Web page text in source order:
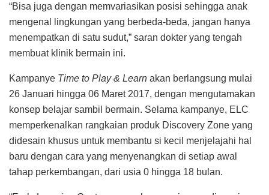
“Bisa juga dengan memvariasikan posisi sehingga anak
mengenal lingkungan yang berbeda-beda, jangan hanya
menempatkan di satu sudut,” saran dokter yang tengah
membuat klinik bermain ini.
Kampanye Time to Play & Learn akan berlangsung mulai
26 Januari hingga 06 Maret 2017, dengan mengutamakan
konsep belajar sambil bermain. Selama kampanye, ELC
memperkenalkan rangkaian produk Discovery Zone yang
didesain khusus untuk membantu si kecil menjelajahi hal
baru dengan cara yang menyenangkan di setiap awal
tahap perkembangan, dari usia 0 hingga 18 bulan.